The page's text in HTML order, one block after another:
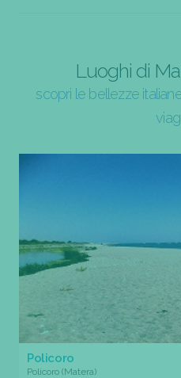
Luoghi di
scopri le bellezze
Policoro
Policoro (Matera)